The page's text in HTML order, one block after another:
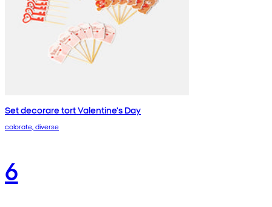
Set decorare tort Valentine's Day
colorate, diverse
6